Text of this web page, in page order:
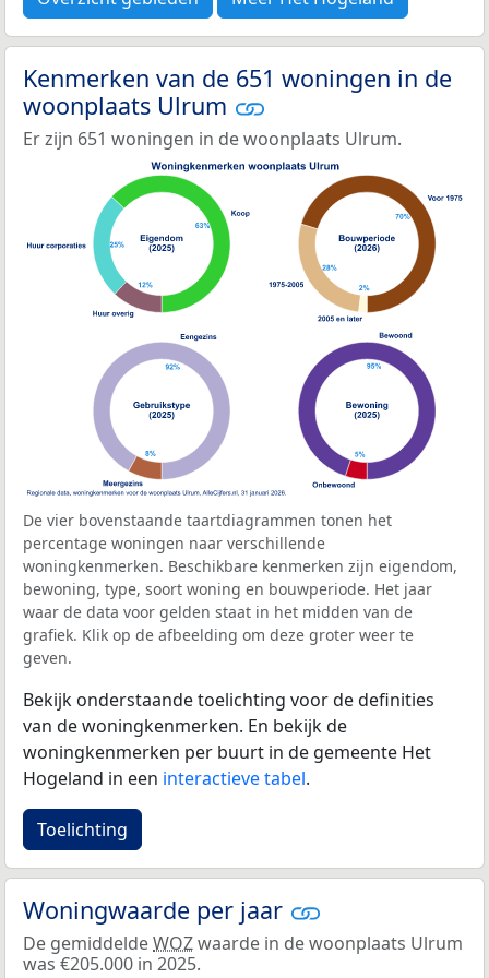
Kenmerken van de 651 woningen in de
woonplaats Ulrum
Er zijn 651 woningen in de woonplaats Ulrum.
De vier bovenstaande taartdiagrammen tonen het
percentage woningen naar verschillende
woningkenmerken. Beschikbare kenmerken zijn eigendom,
bewoning, type, soort woning en bouwperiode. Het jaar
waar de data voor gelden staat in het midden van de
grafiek. Klik op de afbeelding om deze groter weer te
geven.
Bekijk onderstaande toelichting voor de definities
van de woningkenmerken. En bekijk de
woningkenmerken per buurt in de gemeente Het
Hogeland in een interactieve tabel.
Toelichting
Woningwaarde per jaar
De gemiddeldeWOZwaarde in de woonplaats Ulrum
was €205.000 in 2025.